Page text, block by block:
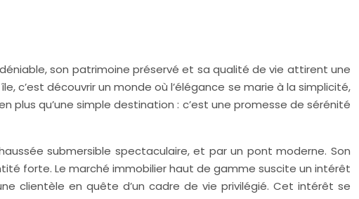
son patrimoine préservé et sa qualité de vie attirent une
c’est découvrir un monde où l’élégance se marie à la simplicité,
qu’une simple destination : c’est une promesse de sérénité
submersible spectaculaire, et par un pont moderne. Son
forte. Le marché immobilier haut de gamme suscite un intérêt
clientèle en quête d’un cadre de vie privilégié. Cet intérêt se